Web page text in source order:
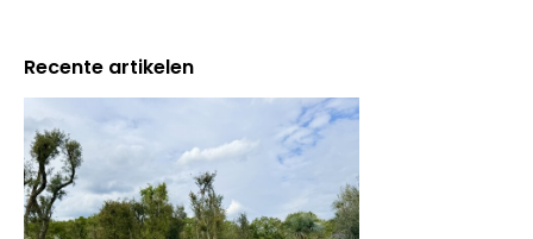
Recente artikelen